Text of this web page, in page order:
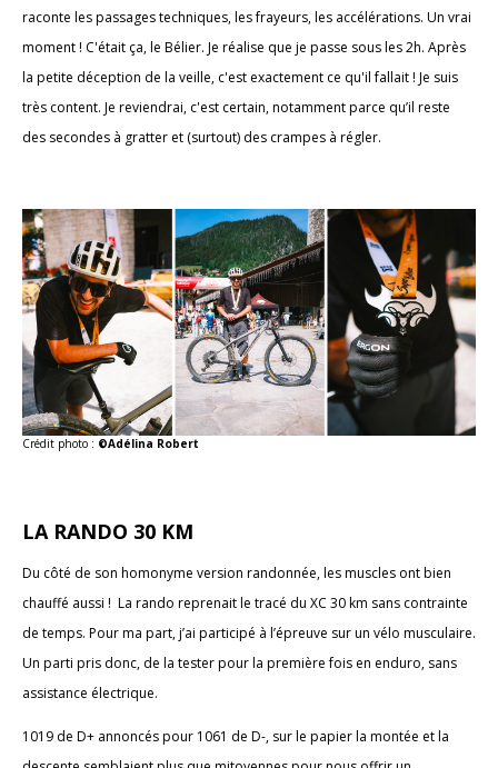
raconte les passages techniques, les frayeurs, les accélérations. Un vrai
moment ! C'était ça, le Bélier. Je réalise que je passe sous les 2h. Après
la petite déception de la veille, c'est exactement ce qu'il fallait ! Je suis
très content. Je reviendrai, c'est certain, notamment parce qu’il reste
des secondes à gratter et (surtout) des crampes à régler.
Crédit photo : ©Adélina Robert
LA RANDO 30 KM
Du côté de son homonyme version randonnée, les muscles ont bien
chauffé aussi ! La rando reprenait le tracé du XC 30 km sans contrainte
de temps. Pour ma part, j’ai participé à l’épreuve sur un vélo musculaire.
Un parti pris donc, de la tester pour la première fois en enduro, sans
assistance électrique.
1019 de D+ annoncés pour 1061 de D-, sur le papier la montée et la